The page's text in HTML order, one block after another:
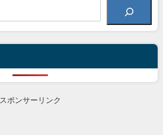
スポンサーリンク